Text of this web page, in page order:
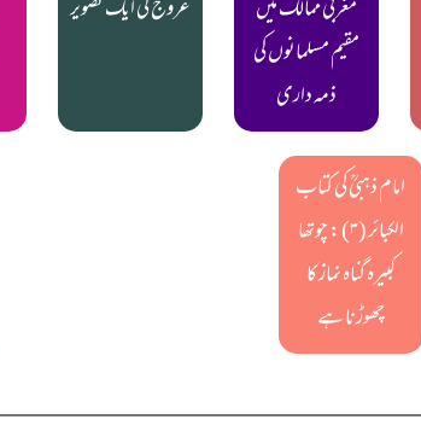
مغربی ممالک میں
مقیم مسلمانوں کی
ذمہ داری
عروج کی ایک تصویر
امام ذہبیؒ کی کتاب
الکبائر (۳) : چوتھا
کبیرہ گناہ نماز کا
چھوڑنا ہے